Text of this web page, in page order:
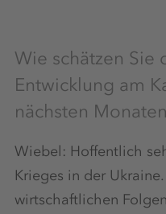
Wie schätzen Sie
Entwicklung am
nächsten
Wiebel: Hoffentlich
Krieges in der
wirtschaftlichen